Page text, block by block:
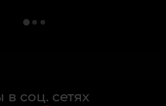
соц. сетях